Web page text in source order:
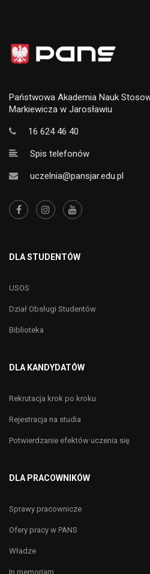
Państwowa Akademia Nauk
Markiewicza w Jarosławiu
16 624 46 40
Spis telefonów
uczelnia@pansjar.edu.pl
DLA STUDENTÓW
USOS
Dział Obsługi Studentów
Biblioteka
DLA KANDYDATÓW
Rekrutacja krok po kroku
Rejestracja na studia
Potwierdzanie efektów uczenia się
DLA PRACOWNIKÓW
Sprawy pracownicze
Ofery pracy w PANS
Władze
In memoriam